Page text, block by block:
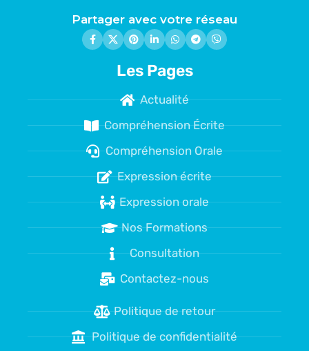
Partager avec votre réseau
Les Pages
Actualité
Compréhension Écrite
Compréhension Orale
Expression écrite
Expression orale
Nos Formations
Consultation
Contactez-nous
Politique de retour
Politique de confidentialité